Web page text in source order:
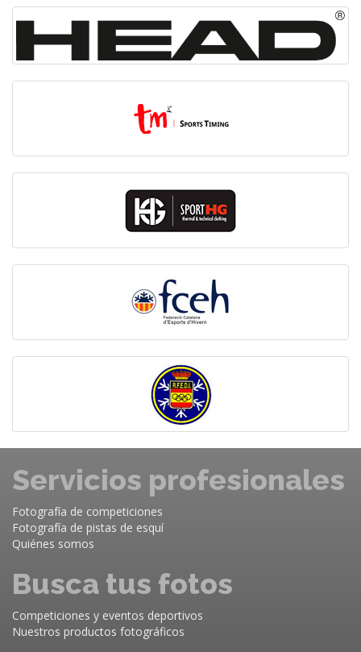
Servicios profesionales
Fotografía de competiciones
Fotografía de pistas de esquí
Quiénes somos
Busca tus fotos
Competiciones y eventos deportivos
Nuestros productos fotográficos